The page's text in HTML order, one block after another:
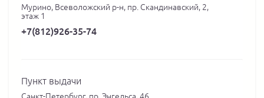
Мурино, Всеволожский р-н, пр. Скандинавский, 2,
этаж 1
+7(812)926-35-74
Пункт выдачи